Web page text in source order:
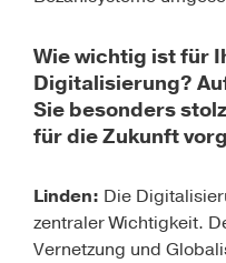
Wie wichtig ist für
Digitalisierung?
Sie besonders
für die Zukunft
Linden: Die
zentraler Wichtigkeit.
Vernetzung und